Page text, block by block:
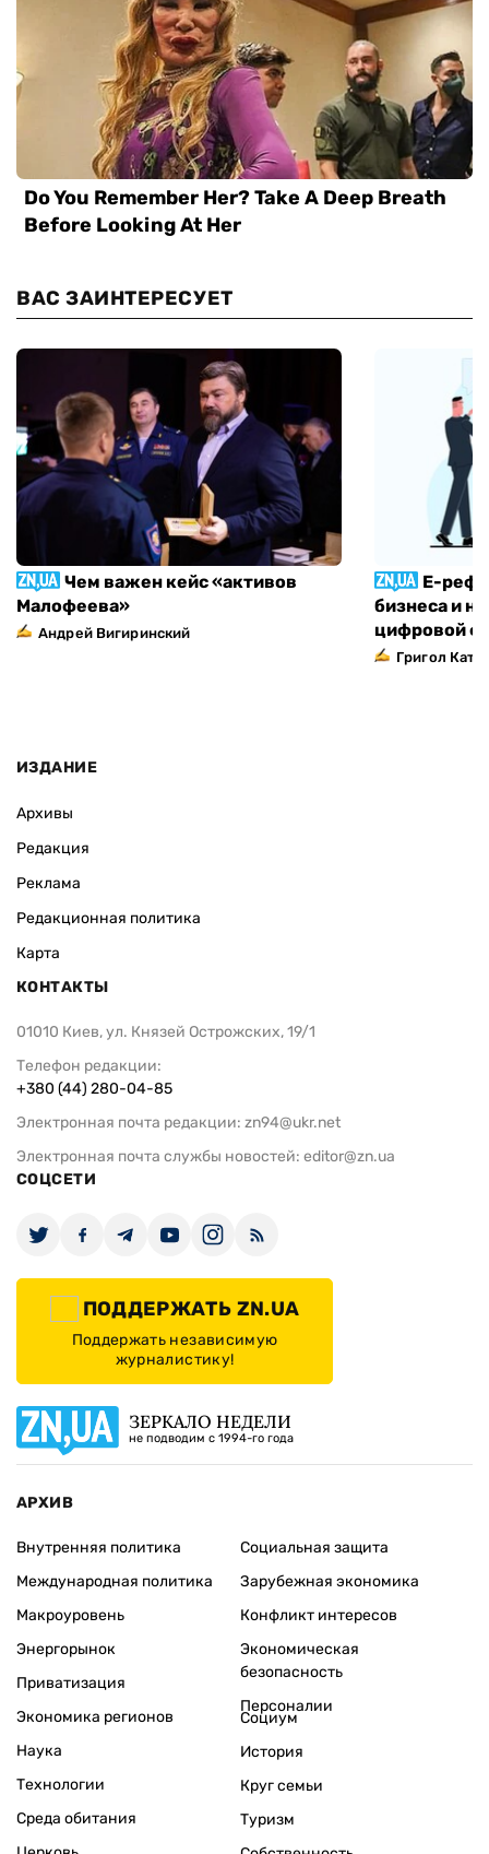
ВАС ЗАИНТЕРЕСУЕТ
Чем важен кейс «активов
Малофеева»
Андрей Вигиринский
Е-
бизнеса и
цифровой
Григол
ИЗДАНИЕ
Архивы
Редакция
Реклама
Редакционная политика
Карта
КОНТАКТЫ
01010 Киев, ул. Князей Острожских, 19/1
Телефон редакции:
+380 (44) 280-04-85
Электронная почта редакции: zn94@ukr.net
Электронная почта службы новостей: editor@zn.ua
СОЦСЕТИ
ПОДДЕРЖАТЬ ZN.UA
Поддержать независимую
журналистику!
ЗЕРКАЛО НЕДЕЛИ
не подводим с 1994-го года
АРХИВ
Внутренняя политика
Международная политика
Макроуровень
Энергорынок
Приватизация
Экономика регионов
Социальная защита
Зарубежная экономика
Конфликт интересов
Экономическая
безопасность
Персоналии
Наука
Технологии
Среда обитания
Социум
История
Круг семьи
Туризм